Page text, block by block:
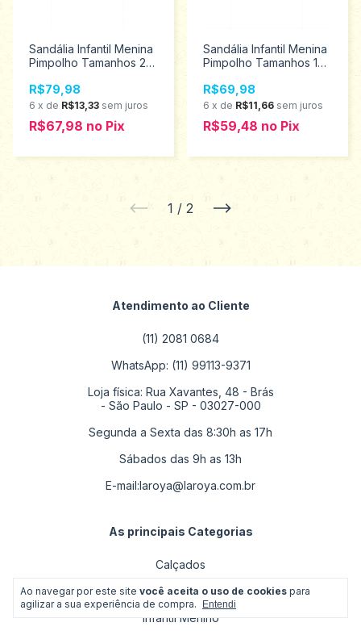
Ao navegar por este site você aceita o uso de cookies para
agilizar a sua experiência de compra.
Entendi
Sandália Infantil Menina
Pimpolho Tamanhos 22
R$79,98
6 x de R$13,33 sem juros
R$67,98 no Pix
Sandália Infantil Menina
Pimpolho Tamanhos 16
R$69,98
6 x de R$11,66 sem juros
R$59,48 no Pix
1 / 2
Atendimento ao Cliente
(11) 2081 0684
WhatsApp: (11) 99113-9371
Loja física: Rua Xavantes, 48 - Brás
- São Paulo - SP - 03027-000
Segunda a Sexta das 8:30h as 17h
Sábados das 9h as 13h
E-mail:laroya@laroya.com.br
As principais Categorias
Calçados
Infantil Menina
Infantil Menino